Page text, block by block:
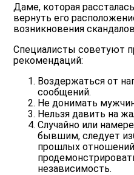
Даме, которая
вернуть его
возникновения
Специалисты советуют
рекомендаций:
Воздержаться от
сообщений.
Не донимать
Нельзя давить на
Случайно или
бывшим, следует
прошлых
независимость.